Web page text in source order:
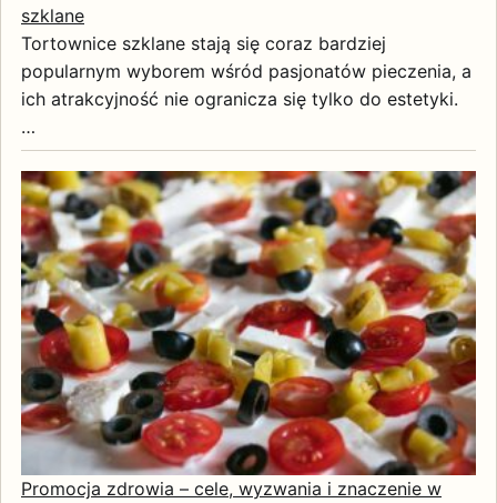
szklane
Tortownice szklane stają się coraz bardziej
popularnym wyborem wśród pasjonatów pieczenia, a
ich atrakcyjność nie ogranicza się tylko do estetyki.
…
Promocja zdrowia – cele, wyzwania i znaczenie w